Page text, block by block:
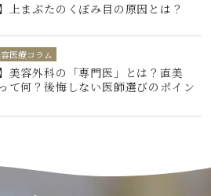
上まぶたのくぼみ目の原因とは？
医療コラム
美容外科の「専門医」とは？直美
て何？後悔しない医師選びのポイン